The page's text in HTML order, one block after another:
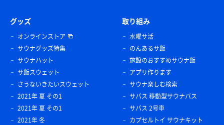
グッズ
オンラインストア
サウナグッズ特集
サウナハット
サ飯スウェット
さうないきたいスウェット
2021年 夏 その1
2021年 夏 その1
2021年 冬
取り組み
水曜サ活
のんあるサ飯
施設のおすすめサウナ飯
アプリ作ります
サウナ楽しむ検索
サバス 移動型サウナバス
サバス 2号車
カプセルトイ サウナキット